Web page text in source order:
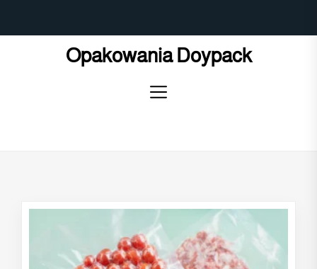
Opakowania Doypack